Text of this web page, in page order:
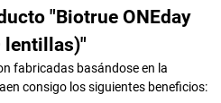
"Biotrue ONEday
lentillas)"
fabricadas basándose en la
consigo los siguientes beneficios: